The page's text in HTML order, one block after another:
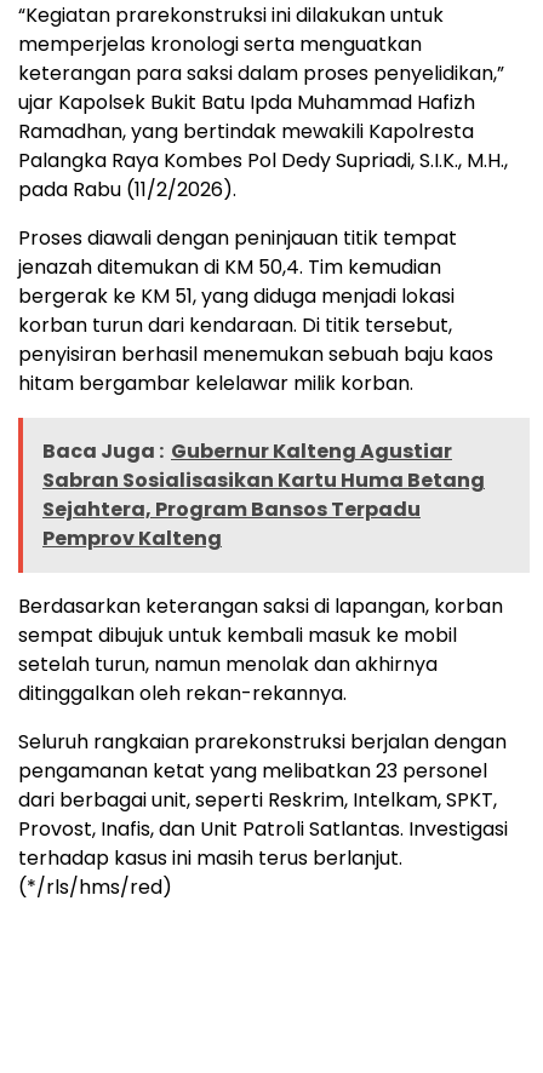
“Kegiatan prarekonstruksi ini dilakukan untuk
memperjelas kronologi serta menguatkan
keterangan para saksi dalam proses penyelidikan,”
ujar Kapolsek Bukit Batu Ipda Muhammad Hafizh
Ramadhan, yang bertindak mewakili Kapolresta
Palangka Raya Kombes Pol Dedy Supriadi, S.I.K., M.H.,
pada Rabu (11/2/2026).
Proses diawali dengan peninjauan titik tempat
jenazah ditemukan di KM 50,4. Tim kemudian
bergerak ke KM 51, yang diduga menjadi lokasi
korban turun dari kendaraan. Di titik tersebut,
penyisiran berhasil menemukan sebuah baju kaos
hitam bergambar kelelawar milik korban.
Baca Juga : Gubernur Kalteng Agustiar
Sabran Sosialisasikan Kartu Huma Betang
Sejahtera, Program Bansos Terpadu
Pemprov Kalteng
Berdasarkan keterangan saksi di lapangan, korban
sempat dibujuk untuk kembali masuk ke mobil
setelah turun, namun menolak dan akhirnya
ditinggalkan oleh rekan-rekannya.
Seluruh rangkaian prarekonstruksi berjalan dengan
pengamanan ketat yang melibatkan 23 personel
dari berbagai unit, seperti Reskrim, Intelkam, SPKT,
Provost, Inafis, dan Unit Patroli Satlantas. Investigasi
terhadap kasus ini masih terus berlanjut.
(*/rls/hms/red)